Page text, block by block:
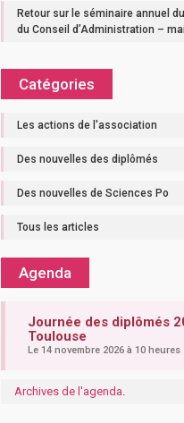
Retour sur le séminaire annuel
du Conseil d’Administration –
Catégories
Les actions de l'association
Des nouvelles des diplômés
Des nouvelles de Sciences Po
Tous les articles
Agenda
Journée des diplômés
Toulouse
Le 14 novembre 2026 à 10 heures
Archives de l'agenda.